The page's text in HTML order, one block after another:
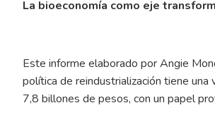
La bioeconomía como eje
Este informe elaborado por Angie
política de reindustrialización tiene
7,8 billones de pesos, con un papel